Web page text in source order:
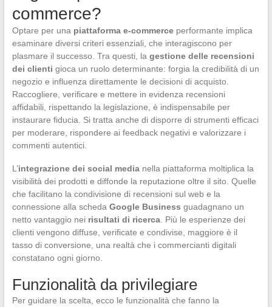
commerce?
Optare per una piattaforma e-commerceperformante implica
esaminare diversi criteri essenziali, che interagiscono per
plasmare il successo. Tra questi, la gestione delle recensioni
dei clienti gioca un ruolo determinante: forgia la credibilità di un
negozio e influenza direttamente le decisioni di acquisto.
Raccogliere, verificare e mettere in evidenza recensioni
affidabili, rispettando la legislazione, è indispensabile per
instaurare fiducia. Si tratta anche di disporre di strumenti efficaci
per moderare, rispondere ai feedback negativi e valorizzare i
commenti autentici.
L’integrazione dei social medianella piattaforma moltiplica la
visibilità dei prodotti e diffonde la reputazione oltre il sito. Quelle
che facilitano la condivisione di recensioni sul web e la
connessione alla scheda Google Business guadagnano un
netto vantaggio nei risultati di ricerca. Più le esperienze dei
clienti vengono diffuse, verificate e condivise, maggiore è il
tasso di conversione, una realtà che i commercianti digitali
constatano ogni giorno.
Funzionalità da privilegiare
Per guidare la scelta, ecco le funzionalità che fanno la